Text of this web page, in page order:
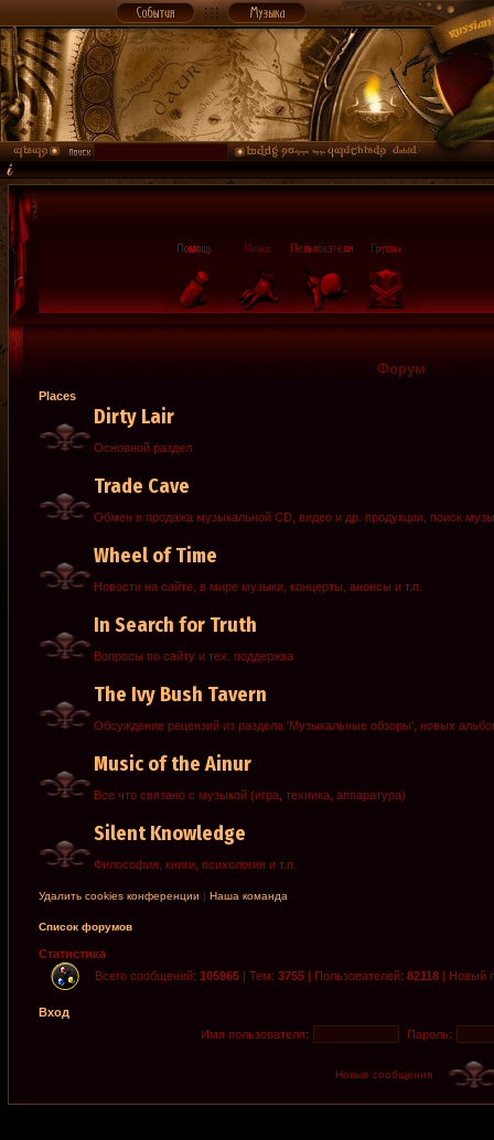
Форум
Places
Dirty Lair
Основной раздел
Trade Cave
Обмен и продажа музыкальной CD, видео и др. продукции, поиск
Wheel of Time
Новости на сайте, в мире музыки, концерты, анонсы и т.п.
In Search for Truth
Вопросы по сайту и тех. поддержка
The Ivy Bush Tavern
Обсуждение рецензий из раздела 'Музыкальные обзоры', новых
Music of the Ainur
Все что связано с музыкой (игра, техника, аппаратура)
Silent Knowledge
Философия, книги, психология и т.п.
Удалить cookies конференции | Наша команда
Список форумов
Статистика
Всего сообщений: 105965 | Тем: 3755 | Пользователей: 82118 | Новый
Вход
Имя пользователя:
Пароль:
Новые сообщения